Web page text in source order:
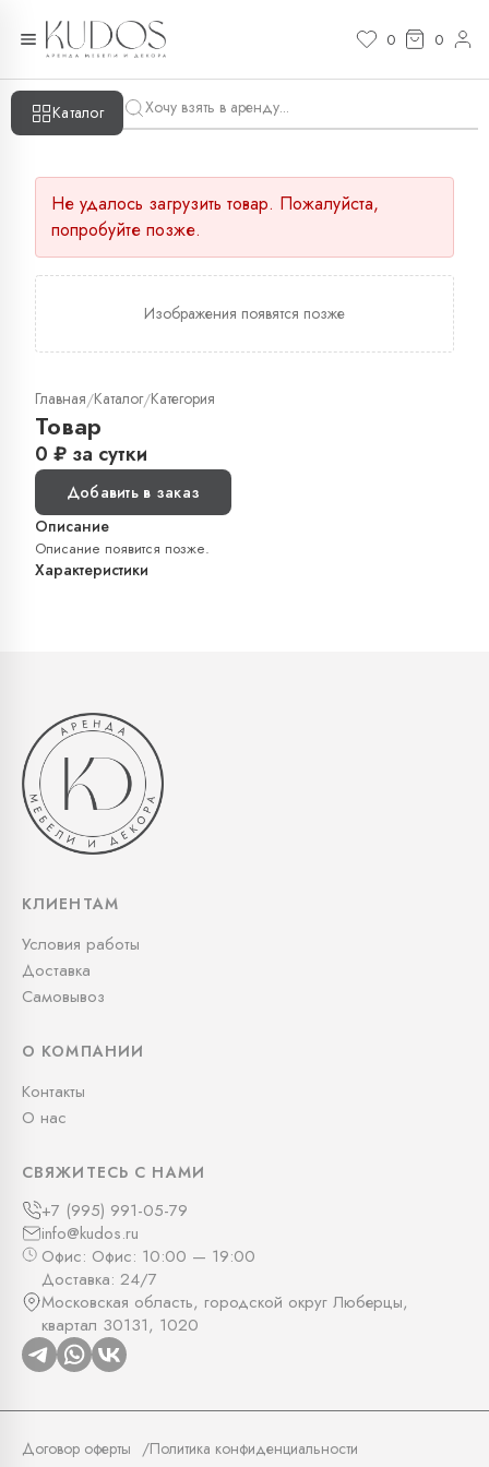
0 0
Каталог
Не удалось загрузить товар. Пожалуйста,
попробуйте позже.
Изображения появятся позже
Главная/Каталог/Категория
Товар
0 ₽ за сутки
Добавить в заказ
Описание
Описание появится позже.
Характеристики
КЛИЕНТАМ
Условия работы
Доставка
Самовывоз
О КОМПАНИИ
Контакты
О нас
СВЯЖИТЕСЬ С НАМИ
+7 (995) 991-05-79
info@kudos.ru
Офис: Офис: 10:00 — 19:00
Доставка: 24/7
Московская область, городской округ Люберцы,
квартал 30131, 1020
Договор оферты Политика конфиденциальности